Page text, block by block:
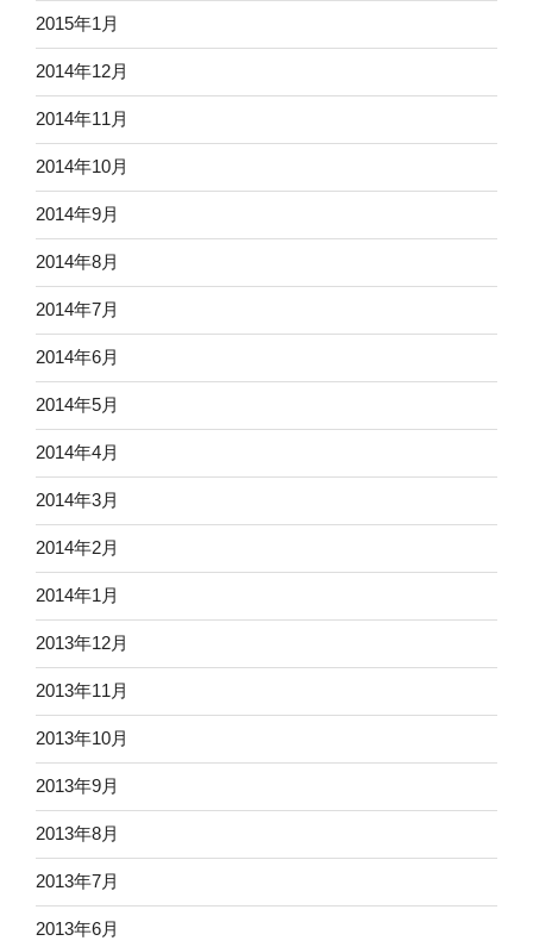
2015年1月
2014年12月
2014年11月
2014年10月
2014年9月
2014年8月
2014年7月
2014年6月
2014年5月
2014年4月
2014年3月
2014年2月
2014年1月
2013年12月
2013年11月
2013年10月
2013年9月
2013年8月
2013年7月
2013年6月